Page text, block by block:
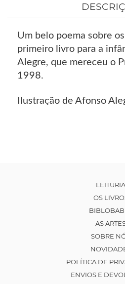
Um belo poema sobre
primeiro livro para a
Alegre, que mereceu o
1998.
Ilustração de Afonso
LEITURIA
OS
AS
SOBRE
POLÍTICA DE
ENVIOS E